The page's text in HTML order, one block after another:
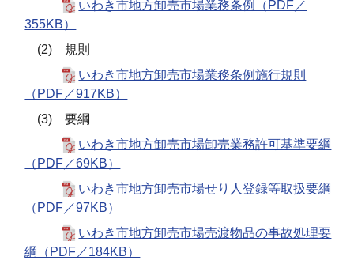
いわき市地方卸売市場業務条例（PDF／
355KB）
(2) 規則
いわき市地方卸売市場業務条例施行規則
（PDF／917KB）
(3) 要綱
いわき市地方卸売市場卸売業務許可基準要綱
（PDF／69KB）
いわき市地方卸売市場せり人登録等取扱要綱
（PDF／97KB）
いわき市地方卸売市場売渡物品の事故処理要
綱（PDF／184KB）